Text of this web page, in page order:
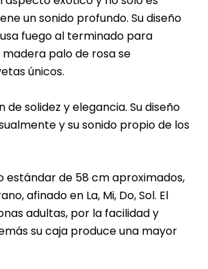
un sonido profundo. Su diseño
fuego al terminado para
palo de rosa se
únicos.
de solidez y elegancia. Su diseño
y su sonido propio de los
de 58 cm aproximados,
afinado en La, Mi, Do, Sol. El
adultas, por la facilidad y
su caja produce una mayor